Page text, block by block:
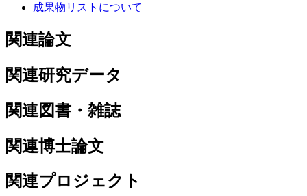
成果物リストについて
関連論文
関連研究データ
関連図書・雑誌
関連博士論文
関連プロジェクト